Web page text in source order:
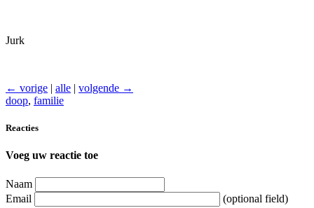
Jurk
← vorige | alle | volgende →
doop, familie
Reacties
Voeg uw reactie toe
Naam
Email
(optional field)